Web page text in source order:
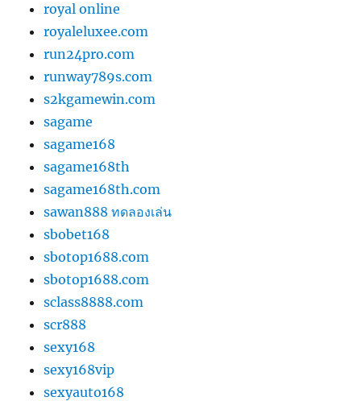
royal online
royaleluxee.com
run24pro.com
runway789s.com
s2kgamewin.com
sagame
sagame168
sagame168th
sagame168th.com
sawan888 ทดลองเล่น
sbobet168
sbotop1688.com
sbotop1688.com
sclass8888.com
scr888
sexy168
sexy168vip
sexyauto168